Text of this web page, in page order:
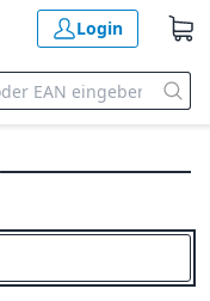
Login